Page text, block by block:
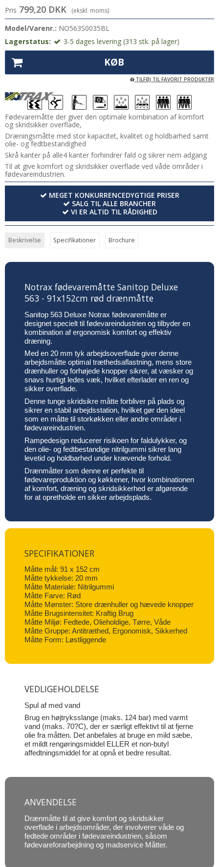
Pris 799,20 DKK (ekskl. moms)
Model/Varenr.: NO563S0035BL
Lagerstatus:
3-5 dages levering (313 stk. på lager)
KØB
TILFØJ TIL FAVORIT PRODUKTER
Fødevaremåtte der giver den optimale kombination af komfort
og skridsikker overflade,
Dræningsmåtte med stor kapacitet, kvalitet og holdbarhed samt
olie- og fedtbestandighed
Skrå kanter på alle4 kanter forhindrer fald og sikrer nem adgang
Til at give komfort og skridsikker overflade ved våde områder i
fødevareindustrien.
MEGET KONKURRENCEDYGTIGE PRISER
SALG TIL ALLE BRANCHER
VI ER ALTID TIL RÅDIGHED
Beskrivelse Specifikationer Brochure
Notrax fødevaremåtte Sanitop Deluxe
563 - 91x152cm rød drænmåtte
Sanitop 563 Deluxe Notrax fødevaremåtte er
designet specielt til fødevareindustrien og tilbyder en
kombination af ergonomisk komfort og effektiv
dræning.
Med en 20 mm tyk arbejdsoverflade giver denne
arbejdsmåtte optimal træthedsaflastning, mens store
drænhuller og forhøjede knopper sikrer, at væsker og
snavs hurtigt ledes væk, hvilket efterlader en ren og
sikker overflade.
Denne tunge skridsikre måtte forbliver på plads og
sikrer en stabil arbejdsstation, hvilket gør den ideel
som en måtte til storkøkken eller andre områder i
fødevareindustrien.
Rampedesign reducerer risikoen for faldulykker, og
den olie- og fedtbestandige nitrilgummi sikrer lang
levetid og holdbarhed under krævende forhold.
Drænmåtter som denne er perfekte til
fødevareproduktion og køkkener, hvor kombinationen
af komfort, dræning og skridsikkerhed er afgørende
for at opretholde en sikker arbejdsplads.
SPECIFIKATIONER
Måtte mål: 91 x 152 cm
Måtte tykkelse: 20 mm
Måtte Materiale: Nitrilgummi
Måtte Farve: Rød
Måtte Mønster: Store drænhuller og hævede knopper
Måtte Brugsintensitet: Kraftig Brug
Måtte Miljø: Fedtede, Olieholdige, Tørre, Våde
Måtte Gruppe: Antitræthed, Ergonomisk, Sikkerhed
Måtte Form: Løstliggende
VEDLIGEHOLDELSE
Spul af med vand
Brug en højtryksslange (maks. 124 bar) med varmt
vand (maks. 70?C), der er særligt effektivt til at fjerne
olie fra måtten. Det anbefales at bruge en mild sæbe,
et mildt rengøringsmiddel ELLER et non-butyl
affedtningsmiddel for at opnå et bedre resultat.
ANVENDELSE
Drænmåtte til at give komfort og skridsikker
overflade i arbejdsområder, der involverer våde og
fedtede områder i fødevareindustrien, såsom
fødevareforarbejdning og madservice Måtter.